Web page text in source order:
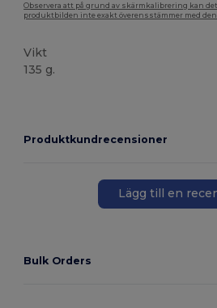
Observera att på grund av skärmkalibrering kan
produktbilden inte exakt överensstämmer med
Vikt
135 g.
Produktkundrecensioner
Lägg till en
Bulk Orders